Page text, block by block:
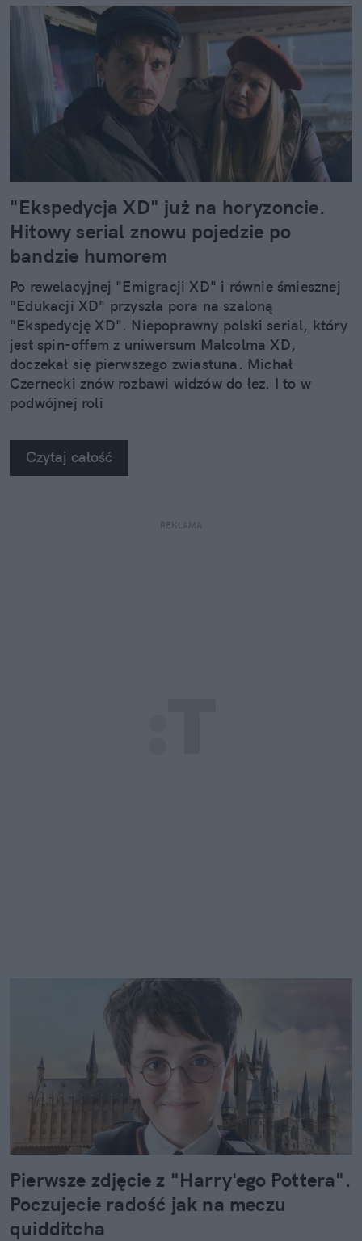
"Ekspedycja XD" już na horyzoncie.
Hitowy serial znowu pojedzie po
bandzie humorem
Po rewelacyjnej "Emigracji XD" i równie śmiesznej
"Edukacji XD" przyszła pora na szaloną
"Ekspedycję XD". Niepoprawny polski serial, który
jest spin-offem z uniwersum Malcolma XD,
doczekał się pierwszego zwiastuna. Michał
Czernecki znów rozbawi widzów do łez. I to w
podwójnej roli
Czytaj całość
REKLAMA
Pierwsze zdjęcie z "Harry'ego Pottera".
Poczujecie radość jak na meczu
quidditcha